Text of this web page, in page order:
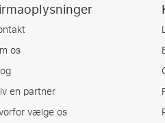
os
en partner
vælge os